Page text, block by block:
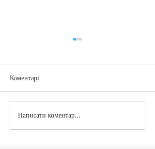
Мій виступ на IATEFL
2026 у Брайтоні: досвід,
Коментарі
Написати коментар...